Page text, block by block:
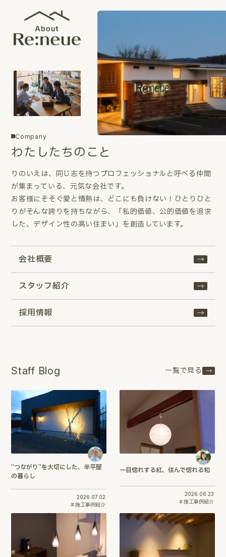
Company
わたしたちのこと
りのいえは、同じ志を持つプロフェッショナルと呼べる仲間
が集まっている、元気な会社です。
お客様にそそぐ愛と情熱は、どこにも負けない！ひとりひと
りがそんな誇りを持ちながら、「私的価値、公的価値を追求
した、デザイン性の高い住まい」を創造しています。
会社概要
スタッフ紹介
採用情報
Staff Blog 一覧で見る
“つながり”を大切にした、半平屋
の暮らし
2026.07.02
施工事例紹介
一目惚れする紅、住んで惚れる和
2026.06.23
施工事例紹介